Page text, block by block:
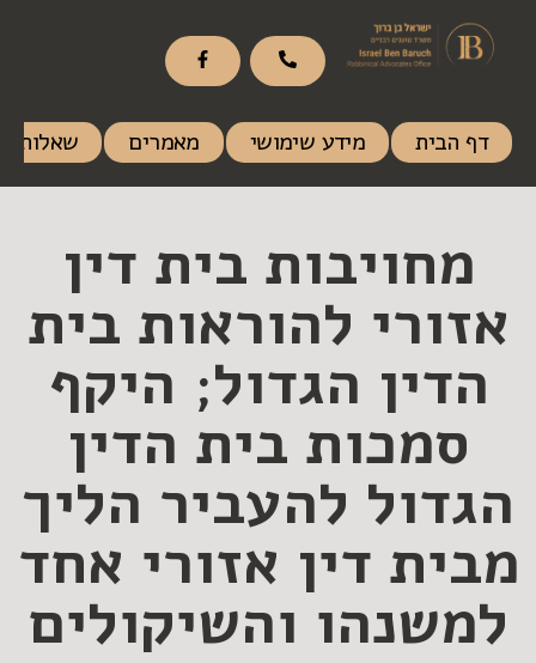
דף הבית מידע שימושי מאמרים שאלות
מחויבות בית דין
אזורי להוראות בית
הדין הגדול; היקף
סמכות בית הדין
הגדול להעביר הליך
מבית דין אזורי אחד
למשנהו והשיקולים